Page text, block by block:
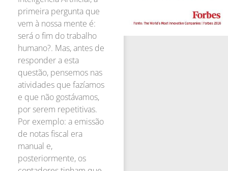
primeira pergunta que
vem à nossa mente é:
será o fim do trabalho
humano?. Mas, antes de
responder a esta
questão, pensemos nas
atividades que fazíamos
e que não gostávamos,
por serem repetitivas.
Por exemplo: a emissão
de notas fiscal era
manual e,
posteriormente, os